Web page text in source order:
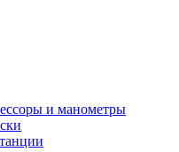
и манометры